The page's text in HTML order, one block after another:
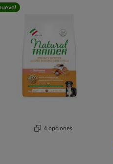
4 opciones